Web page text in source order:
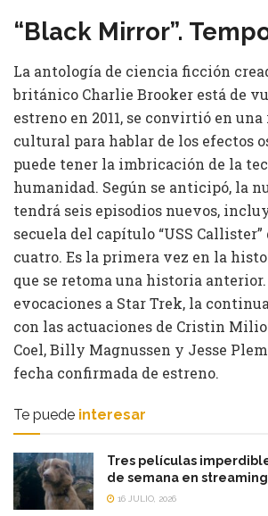
“Black Mirror”.
La antología de ciencia ficción
británico Charlie Brooker está de
estreno en 2011, se convirtió en
cultural para hablar de los efectos
puede tener la imbricación de la
humanidad. Según se anticipó, la
tendrá seis episodios nuevos,
secuela del capítulo “USS
cuatro. Es la primera vez en la
que se retoma una historia anterior.
evocaciones a Star Trek, la
con las actuaciones de Cristin
Coel, Billy Magnussen y Jesse
fecha confirmada de estreno.
Te puede interesar
Tres películas
de semana en streaming
16 JULIO, 2026